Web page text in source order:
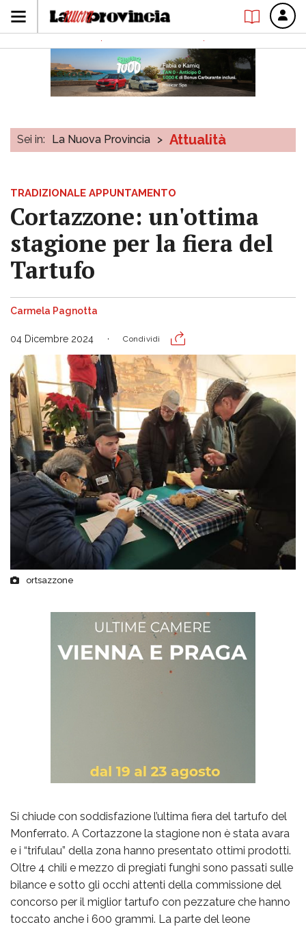
Sei in: La Nuova Provincia > Attualità
TRADIZIONALE APPUNTAMENTO
Cortazzone: un'ottima
stagione per la fiera del
Tartufo
Carmela Pagnotta
04 Dicembre 2024 Condividi
ortsazzone
Si chiude con soddisfazione l’ultima fiera del tartufo del
Monferrato. A Cortazzone la stagione non è stata avara
e i “trifulau” della zona hanno presentato ottimi prodotti.
Oltre 4 chili e mezzo di pregiati funghi sono passati sulle
bilance e sotto gli occhi attenti della commissione del
concorso per il miglior tartufo con pezzature che hanno
toccato anche i 600 grammi. La parte del leone